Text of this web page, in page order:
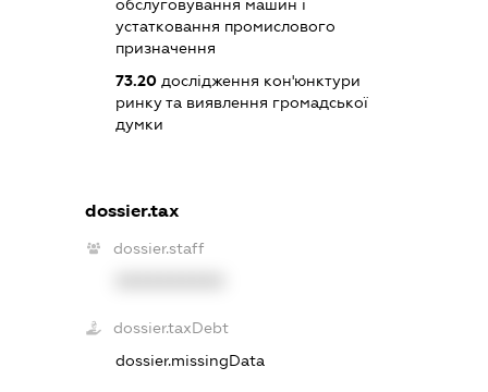
обслуговування машин і
устатковання промислового
призначення
73.20 дослідження кон'юнктури
ринку та виявлення громадської
думки
dossier.tax
dossier.staff
dossier.taxDebt
dossier.missingData